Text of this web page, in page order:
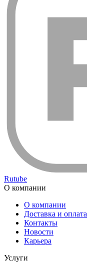
Rutube
О компании
О компании
Доставка и оплата
Контакты
Новости
Карьера
Услуги